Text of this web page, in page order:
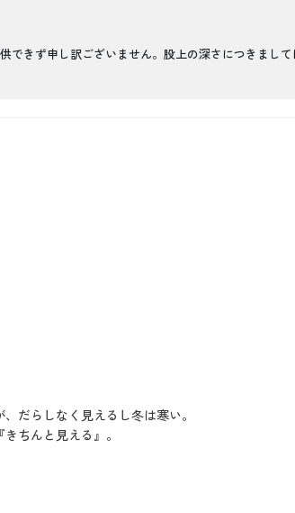
きず申し訳ございません。股上の深さにつきまし
だらしなく見えるし冬は寒い。
ちんと見える』。